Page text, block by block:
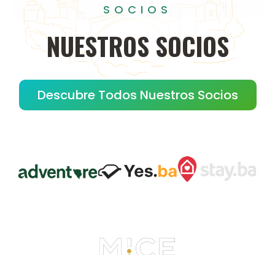
SOCIOS
NUESTROS SOCIOS
Descubre Todos Nuestros Socios